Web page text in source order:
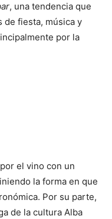
, una tendencia que
de fiesta, música y
por la
el vino con un
la forma en que
Por su parte,
de la cultura Alba